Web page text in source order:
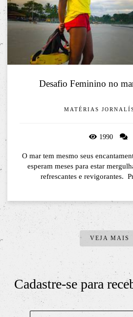
Desafio Feminino no
MATÉRIAS
1990
O mar tem mesmo seus
esperam meses para estar
refrescantes e revigorantes.
VEJA MAIS
Cadastre-se para